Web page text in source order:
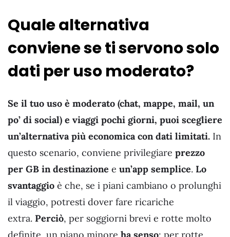
Quale alternativa
conviene se ti servono solo
dati per uso moderato?
Se il tuo uso è moderato (chat, mappe, mail, un
po’ di social) e viaggi pochi giorni, puoi scegliere
un’alternativa più economica con dati limitati. In
questo scenario, conviene privilegiare prezzo
per GB in destinazione e un’app semplice. Lo
svantaggio è che, se i piani cambiano o prolunghi
il viaggio, potresti dover fare ricariche
extra. Perciò, per soggiorni brevi e rotte molto
definite, un piano minore ha senso; per rotte